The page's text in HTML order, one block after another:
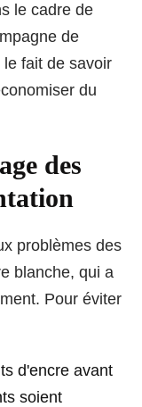
le cadre de
de
fait de savoir
du
des
problèmes des
blanche, qui a
Pour éviter
d'encre avant
soient